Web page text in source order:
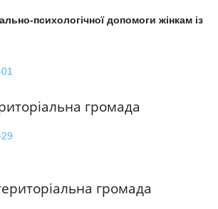
психологічної допомоги жінкам із
громада
громада